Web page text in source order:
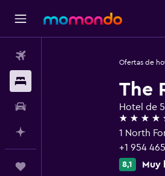
Ofertas de
The
Hotel de
5 estrellas
1 North
+1 954
8,1 Muy